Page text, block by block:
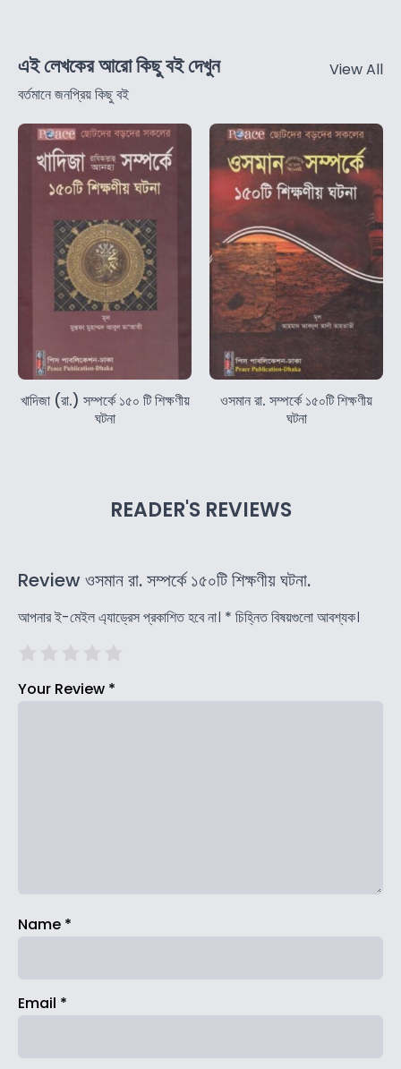
এই লেখকের আরো কিছু বই দেখুন
বর্তমানে জনপ্রিয় কিছু বই
View All
খাদিজা (রা.) সম্পর্কে ১৫০ টি শিক্ষণীয়
ঘটনা
ওসমান রা. সম্পর্কে ১৫০টি শিক্ষণীয়
ঘটনা
READER'S REVIEWS
Review ওসমান রা. সম্পর্কে ১৫০টি শিক্ষণীয় ঘটনা.
আপনার ই-মেইল এ্যাড্রেস প্রকাশিত হবে না। * চিহ্নিত বিষয়গুলো আবশ্যক।
Your Review *
Name *
Email *